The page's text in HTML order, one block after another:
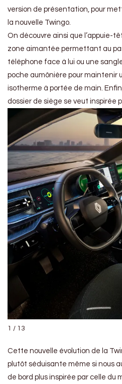
version de présentation, pour
la nouvelle Twingo.
On découvre ainsi que l’appuie-
zone aimantée permettant au
téléphone face à lui ou une
poche aumônière pour maintenir
isotherme à portée de main.
dossier de siège se veut inspirée
1 / 13
Cette nouvelle évolution de la
plutôt séduisante même si nous
de bord plus inspirée par celle du